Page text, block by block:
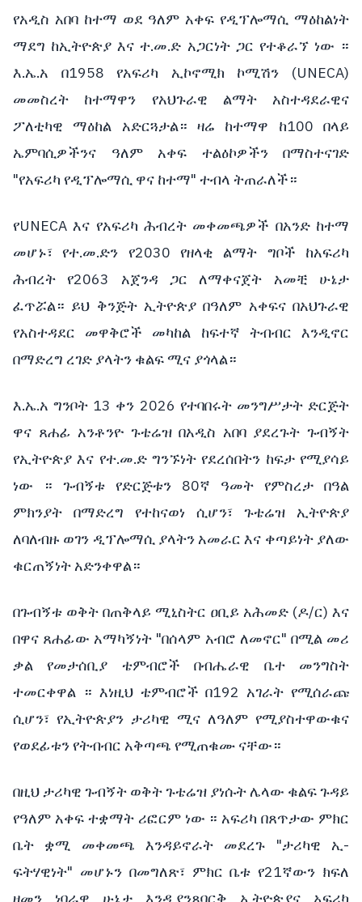
የአዲስ አበባ ከተማ ወደ ዓለም አቀፍ የዲፕሎማሲ ማዕከልነት
ማደግ ከኢትዮጵያ እና ተ.መ.ድ አጋርነት ጋር የተቆራኘ ነው ።
እ.ኤ.አ በ1958 የአፍሪካ ኢኮኖሚክ ኮሚሽን (UNECA)
መመስረት ከተማዋን የአህጉራዊ ልማት አስተዳደራዊና
ፖለቲካዊ ማዕከል አድርጓታል። ዛሬ ከተማዋ ከ100 በላይ
ኤምባሲዎችንና ዓለም አቀፍ ተልዕኮዎችን በማስተናገድ
"የአፍሪካ የዲፕሎማሲ ዋና ከተማ" ተብላ ትጠራለች።
የUNECA እና የአፍሪካ ሕብረት መቀመጫዎች በአንድ ከተማ
መሆኑ፣ የተ.መ.ድን የ2030 የዘላቂ ልማት ግቦች ከአፍሪካ
ሕብረት የ2063 አጀንዳ ጋር ለማቀናጀት አመቺ ሁኔታ
ፈጥሯል። ይህ ቅንጅት ኢትዮጵያ በዓለም አቀፍና በአህጉራዊ
የአስተዳደር መዋቅሮች መካከል ከፍተኛ ትብብር እንዲኖር
በማድረግ ረገድ ያላትን ቁልፍ ሚና ያጎላል።
እ.ኤ.አ ግንቦት 13 ቀን 2026 የተባበሩት መንግሥታት ድርጅት
ዋና ጸሐፊ አንቶንዮ ጉቴሬዝ በአዲስ አበባ ያደረጉት ጉብኝት
የኢትዮጵያ እና የተ.መ.ድ ግንኙነት የደረሰበትን ከፍታ የሚያሳይ
ነው ። ጉብኝቱ የድርጅቱን 80ኛ ዓመት የምስረታ በዓል
ምክንያት በማድረግ የተከናወነ ሲሆን፣ ጉቴሬዝ ኢትዮጵያ
ለባለብዙ ወገን ዲፕሎማሲ ያላትን አመራር እና ቀጣይነት ያለው
ቁርጠኝነት አድንቀዋል።
በጉብኝቱ ወቅት በጠቅላይ ሚኒስትር ዐቢይ አሕመድ (ዶ/ር) እና
በዋና ጸሐፊው አማካኝነት "በሰላም አብሮ ለመኖር" በሚል መሪ
ቃል የመታሰቢያ ቴምብሮች በብሔራዊ ቤተ መንግስት
ተመርቀዋል ። እነዚህ ቴምብሮች በ192 አገራት የሚሰራጩ
ሲሆን፣ የኢትዮጵያን ታሪካዊ ሚና ለዓለም የሚያስተዋውቁና
የወደፊቱን የትብብር አቅጣጫ የሚጠቁሙ ናቸው።
በዚህ ታሪካዊ ጉብኝት ወቅት ጉቴሬዝ ያነሱት ሌላው ቁልፍ ጉዳይ
የዓለም አቀፍ ተቋማት ሪፎርም ነው ። አፍሪካ በጸጥታው ምክር
ቤት ቋሚ መቀመጫ እንዳይኖራት መደረጉ "ታሪካዊ ኢ-
ፍትሃዊነት" መሆኑን በመግለጽ፣ ምክር ቤቱ የ21ኛውን ክፍለ